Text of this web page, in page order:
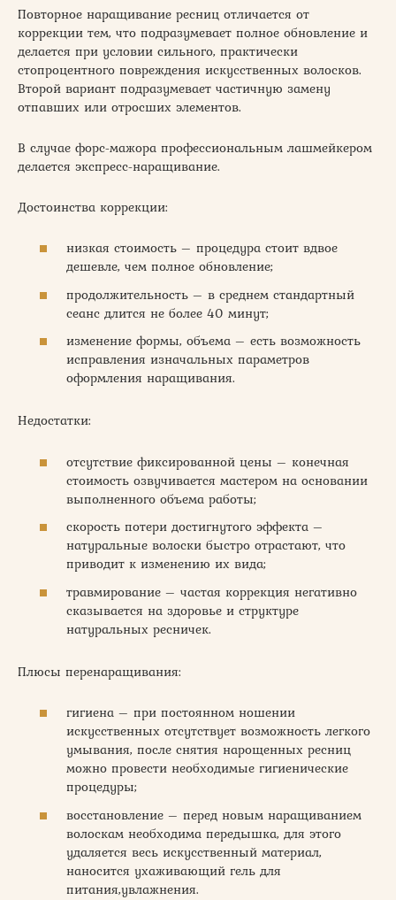
Повторное наращивание ресниц отличается от
коррекции тем, что подразумевает полное обновление и
делается при условии сильного, практически
стопроцентного повреждения искусственных волосков.
Второй вариант подразумевает частичную замену
отпавших или отросших элементов.
В случае форс-мажора профессиональным лашмейкером
делается экспресс-наращивание.
Достоинства коррекции:
низкая стоимость – процедура стоит вдвое
дешевле, чем полное обновление;
продолжительность – в среднем стандартный
сеанс длится не более 40 минут;
изменение формы, объема – есть возможность
исправления изначальных параметров
оформления наращивания.
Недостатки:
отсутствие фиксированной цены – конечная
стоимость озвучивается мастером на основании
выполненного объема работы;
скорость потери достигнутого эффекта –
натуральные волоски быстро отрастают, что
приводит к изменению их вида;
травмирование – частая коррекция негативно
сказывается на здоровье и структуре
натуральных ресничек.
Плюсы перенаращивания:
гигиена – при постоянном ношении
искусственных отсутствует возможность легкого
умывания, после снятия нарощенных ресниц
можно провести необходимые гигиенические
процедуры;
восстановление – перед новым наращиванием
волоскам необходима передышка, для этого
удаляется весь искусственный материал,
наносится ухаживающий гель для
питания,увлажнения.